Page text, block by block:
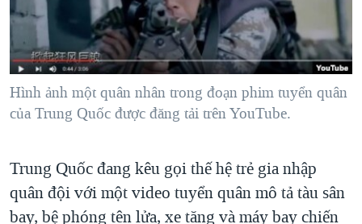
"Tìm"NGƯỜI VIỆT HẢI NGOẠI
ĐỜI SỐNG
KINH TẾ
KHOA HỌC
VĂN HOÁ
THỂ THAO
GIÁO DỤC
TẠI
HÀNH TRÌNH BẦU CỬ 2024
MỘT NĂM CHIẾN TRANH TẠI DẢI GAZA
GIẢI MÃ VÀNH ĐAI & CON ĐƯỜNG
NGÀY TỊ NẠN THẾ GIỚI
GROUND ZERO – XƯA VÀ NAY
VIDEO
NGHE
MẠNG XÃ HỘI
Ngôn ngữ khác
Hình ảnh một quân nhân trong đoạn phim tuyển quân
của Trung Quốc được đăng tải trên YouTube.
Trung Quốc đang kêu gọi thế hệ trẻ gia nhập
quân đội với một video tuyển quân mô tả tàu sân
bay, bệ phóng tên lửa, xe tăng và máy bay chiến